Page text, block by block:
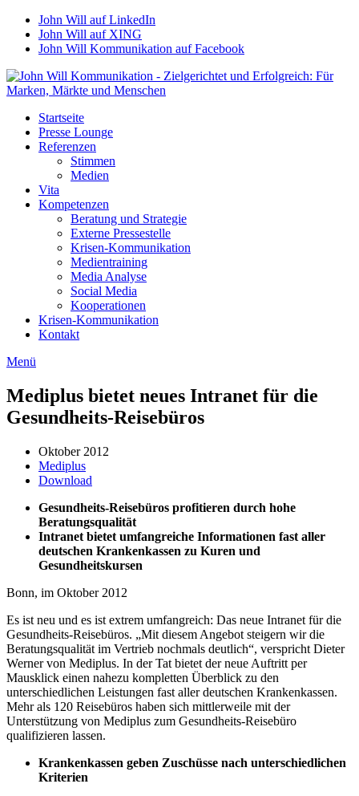
John Will auf LinkedIn
John Will auf XING
John Will Kommunikation auf Facebook
Startseite
Presse Lounge
Referenzen
Stimmen
Medien
Vita
Kompetenzen
Beratung und Strategie
Externe Pressestelle
Krisen-Kommunikation
Medientraining
Media Analyse
Social Media
Kooperationen
Krisen-Kommunikation
Kontakt
Menü
Mediplus bietet neues Intranet für die
Gesundheits-Reisebüros
Oktober 2012
Mediplus
Download
Gesundheits-Reisebüros profitieren durch hohe
Beratungsqualität
Intranet bietet umfangreiche Informationen fast aller
deutschen Krankenkassen zu Kuren und
Gesundheitskursen
Bonn, im Oktober 2012
Es ist neu und es ist extrem umfangreich: Das neue Intranet für die
Gesundheits-Reisebüros. „Mit diesem Angebot steigern wir die
Beratungsqualität im Vertrieb nochmals deutlich“, verspricht Dieter
Werner von Mediplus. In der Tat bietet der neue Auftritt per
Mausklick einen nahezu kompletten Überblick zu den
unterschiedlichen Leistungen fast aller deutschen Krankenkassen.
Mehr als 120 Reisebüros haben sich mittlerweile mit der
Unterstützung von Mediplus zum Gesundheits-Reisebüro
qualifizieren lassen.
Krankenkassen geben Zuschüsse nach unterschiedlichen
Kriterien